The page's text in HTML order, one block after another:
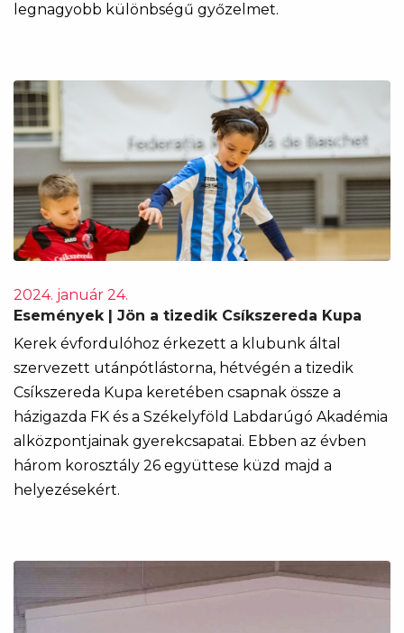
legnagyobb különbségű győzelmet.
2024. január 24.
Események | Jön a tizedik Csíkszereda Kupa
Kerek évfordulóhoz érkezett a klubunk által
szervezett utánpótlástorna, hétvégén a tizedik
Csíkszereda Kupa keretében csapnak össze a
házigazda FK és a Székelyföld Labdarúgó Akadémia
alközpontjainak gyerekcsapatai. Ebben az évben
három korosztály 26 együttese küzd majd a
helyezésekért.